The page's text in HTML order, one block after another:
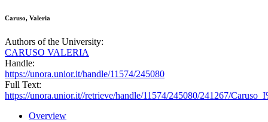
Caruso, Valeria
Authors of the University:
CARUSO VALERIA
Handle:
https://unora.unior.it/handle/11574/245080
Full Text:
https://unora.unior.it//retrieve/handle/11574/245080/241267/
Overview